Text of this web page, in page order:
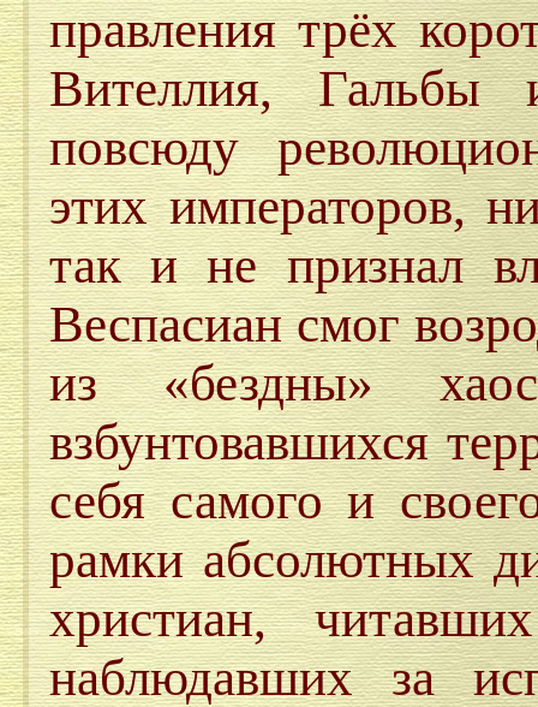
правления трёх
Вителлия, Гальбы
повсюду
этих императоров,
так и не признал
Веспасиан смог
из «бездны»
взбунтовавшихся
себя самого и
рамки абсолютных
христиан,
наблюдавших за